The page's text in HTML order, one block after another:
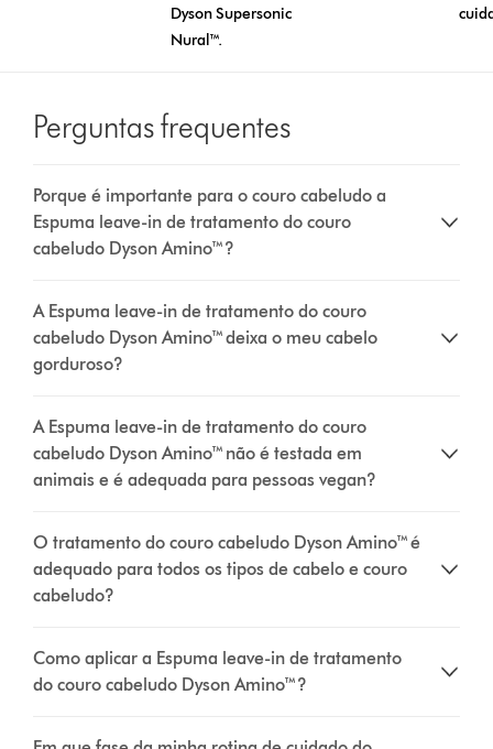
Dyson Supersonic
Nural™.
Perguntas frequentes
Porque é importante para o couro cabeludo a
Espuma leave-in de tratamento do couro
cabeludo Dyson Amino™?
A Espuma leave-in de tratamento do couro
cabeludo Dyson Amino™ deixa o meu cabelo
gorduroso?
A Espuma leave-in de tratamento do couro
cabeludo Dyson Amino™ não é testada em
animais e é adequada para pessoas vegan?
O tratamento do couro cabeludo Dyson Amino™ é
adequado para todos os tipos de cabelo e couro
cabeludo?
Como aplicar a Espuma leave-in de tratamento
do couro cabeludo Dyson Amino™?